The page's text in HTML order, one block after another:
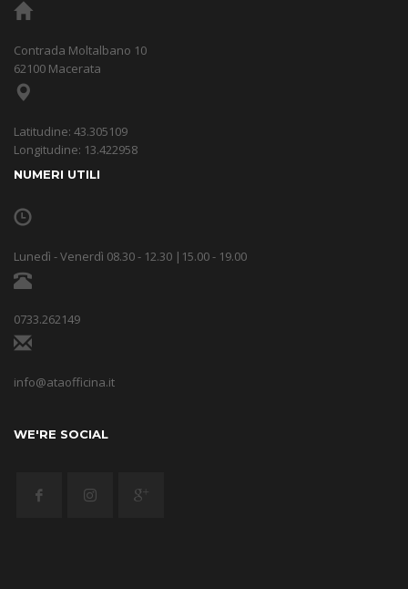
Contrada Moltalbano 10
62100 Macerata
Latitudine: 43.305109
Longitudine: 13.422958
NUMERI UTILI
Lunedì - Venerdì 08.30 - 12.30 |15.00 - 19.00
0733.262149
info@ataofficina.it
WE'RE SOCIAL